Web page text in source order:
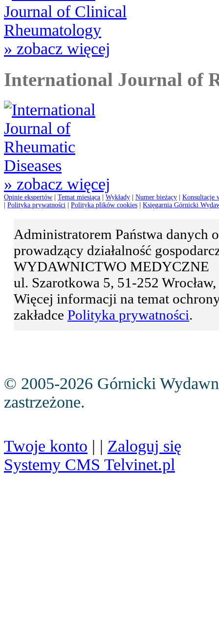
» zobacz więcej
International Journal of
» zobacz więcej
Opinie ekspertów Temat miesiąca Wykłady Numer bieżący
Konsultacje
Polityka prywatności Polityka plików cookies Księgarnia Górnicki
Administratorem Państwa
prowadzący działalność
WYDAWNICTWO MEDYCZNE
ul. Szarotkowa 5, 51-252
Więcej informacji na temat
zakładce Polityka prywatności.
© 2005-2026 Górnicki
zastrzeżone.
Twoje konto
Zaloguj się
Systemy CMS Telvinet.pl